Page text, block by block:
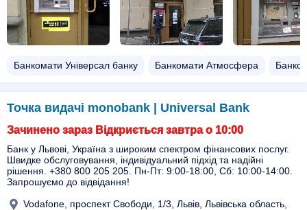
Банкомати Універсал банку Банкомати Атмосфера
Точка видачі monobank | Universal Bank
Зачинено зараз Відкриється завтра о 10:00
Банк у Львові, Україна з широким спектром фінансових послуг.
Швидке обслуговування, індивідуальний підхід та надійні
рішення. +380 800 205 205. Пн-Пт: 9:00-18:00, Сб: 10:00-14:00.
Запрошуємо до відвідання!
Vodafone, проспект Свободи, 1/3, Львів, Львівська область,